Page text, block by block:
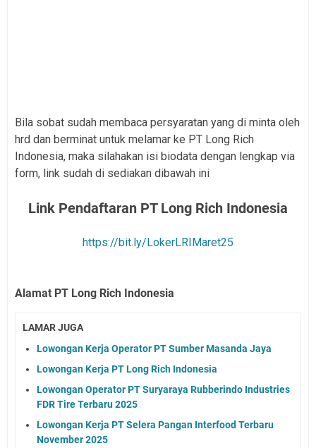
Bila sobat sudah membaca persyaratan yang di minta oleh
hrd dan berminat untuk melamar ke PT Long Rich
Indonesia, maka silahakan isi biodata dengan lengkap via
form, link sudah di sediakan dibawah ini
Link Pendaftaran PT Long Rich Indonesia
https://bit.ly/LokerLRIMaret25
Alamat PT Long Rich Indonesia
LAMAR JUGA
Lowongan Kerja Operator PT Sumber Masanda Jaya
Lowongan Kerja PT Long Rich Indonesia
Lowongan Operator PT Suryaraya Rubberindo Industries
FDR Tire Terbaru 2025
Lowongan Kerja PT Selera Pangan Interfood Terbaru
November 2025